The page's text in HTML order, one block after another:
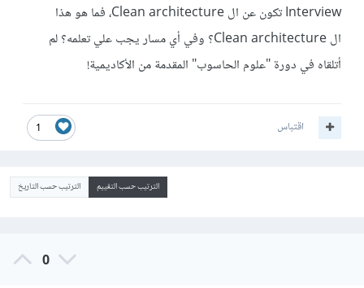
Interview تكون عن ال Clean architecture، فما هو هذا
ال Clean architecture؟ وفي أي مسار يجب علي تعلمه؟ لم
أتلقاه في دورة "علوم الحاسوب" المقدمة من الأكاديمية!
1 اقتباس
الترتيب حسب التقييم الترتيب حسب التاريخ
0